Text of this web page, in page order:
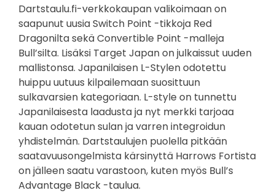
Dartstaulu.fi-verkkokaupan valikoimaan on
saapunut uusia Switch Point -tikkoja Red
Dragonilta sekä Convertible Point -malleja
Bull’silta. Lisäksi Target Japan on julkaissut uuden
mallistonsa. Japanilaisen L-Stylen odotettu
huippu uutuus kilpailemaan suosittuun
sulkavarsien kategoriaan. L-style on tunnettu
Japanilaisesta laadusta ja nyt merkki tarjoaa
kauan odotetun sulan ja varren integroidun
yhdistelmän. Dartstaulujen puolella pitkään
saatavuusongelmista kärsinyttä Harrows Fortista
on jälleen saatu varastoon, kuten myös Bull’s
Advantage Black -taulua.